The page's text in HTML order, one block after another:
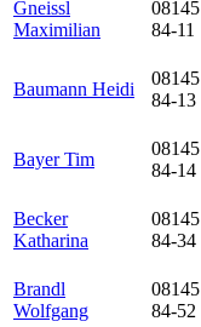
Gneissl
Maximilian
08145
84-11
Baumann Heidi
08145
84-13
Bayer Tim
08145
84-14
Becker
Katharina
08145
84-34
Brandl
Wolfgang
08145
84-52